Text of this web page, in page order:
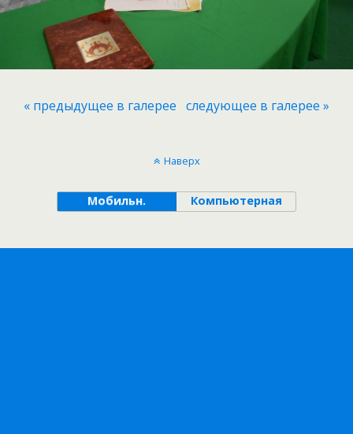
« предыдущее в галерее следующее в галерее »
Наверх
Мобильн. Компьютерная